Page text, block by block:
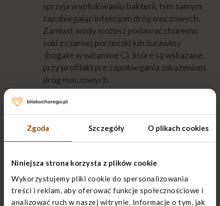
Zgoda Szczegóły O plikach cookies
Niniejsza strona korzysta z plików cookie
Wykorzystujemy pliki cookie do spersonalizowania
treści i reklam, aby oferować funkcje społecznościowe i
analizować ruch w naszej witrynie. Informacje o tym, jak
sprzyja wypłukiwaniu bakterii, tym samym
zapobiegając infekcjom dróg moczowych.
Zamiast wody możesz podawać choremu
soki z czarnej porzeczki lub żurawiny
(bogate w witaminę C), które są wskazane
przy profilaktyce zapobiegania zakażeniom
dróg moczowych.
Najczęstsze problemy w opiece nad
chorym z cewnikiem
Co zrobić, gdy mocz nie leci do worka
urologicznego?
Sprawdź, czy dren (czyli cewnik i rurka od